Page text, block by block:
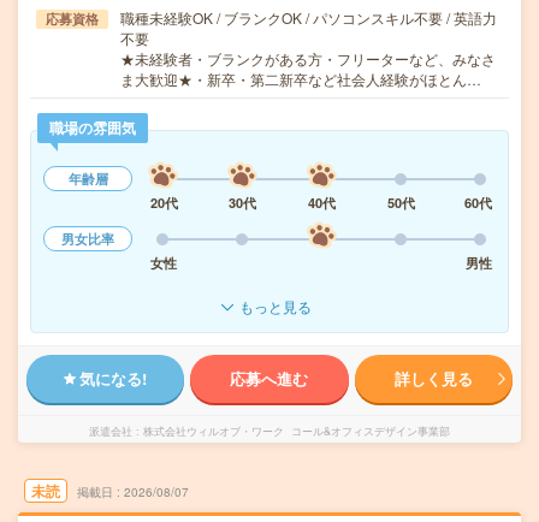
応募資格
職種未経験OK / ブランクOK / パソコンスキル不要 / 英語力
不要
★未経験者・ブランクがある方・フリーターなど、みなさ
ま大歓迎★・新卒・第二新卒など社会人経験がほとん…
職場の雰囲気
年齢層
20代
30代 40代 50代
60代
男女比率
女性
男性
もっと見る
気になる! 応募へ進む 詳しく見る
派遣会社 株式会社ウィルオブ・ワーク コール&オフィスデザイン事業部
未読 掲載日 2026/08/07